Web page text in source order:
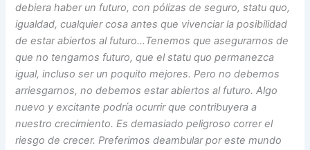
debiera haber un futuro, con pólizas de seguro, statu quo,
igualdad, cualquier cosa antes que vivenciar la posibilidad
de estar abiertos al futuro…Tenemos que asegurarnos de
que no tengamos futuro, que el statu quo permanezca
igual, incluso ser un poquito mejores. Pero no debemos
arriesgarnos, no debemos estar abiertos al futuro. Algo
nuevo y excitante podría ocurrir que contribuyera a
nuestro crecimiento. Es demasiado peligroso correr el
riesgo de crecer. Preferimos deambular por este mundo